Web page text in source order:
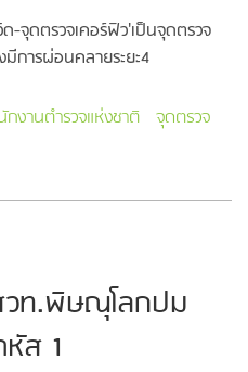
-จุดตรวจเคอร์ฟิว'เป็นจุดตรวจ
การผ่อนคลายระยะ4
กงานตำรวจแห่งชาติ จุดตรวจ
วท.พิษณุโลกปม
ส 1